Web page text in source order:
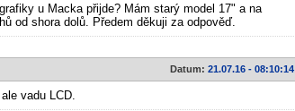
u Macka přijde? Mám starý model 17" a na
od shora dolů. Předem děkuji za odpověď.
Datum: 21.07.16 - 08:10:14
vadu LCD.